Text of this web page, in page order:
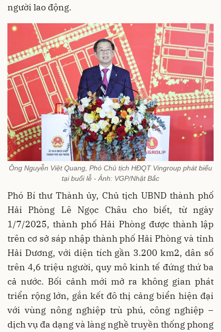
người lao động.
Ông Nguyễn Việt Quang, Phó Chủ tịch HĐQT Vingroup phát biểu
tại buổi lễ - Ảnh: VGP/Nhật Bắc
Phó Bí thư Thành ủy, Chủ tịch UBND thành phố
Hải Phòng Lê Ngọc Châu cho biết, từ ngày
1/7/2025, thành phố Hải Phòng được thành lập
trên cơ sở sáp nhập thành phố Hải Phòng và tỉnh
Hải Dương, với diện tích gần 3.200 km2, dân số
trên 4,6 triệu người, quy mô kinh tế đứng thứ ba
cả nước. Bối cảnh mới mở ra không gian phát
triển rộng lớn, gắn kết đô thị cảng biển hiện đại
với vùng nông nghiệp trù phú, công nghiệp –
dịch vụ đa dạng và làng nghề truyền thống phong